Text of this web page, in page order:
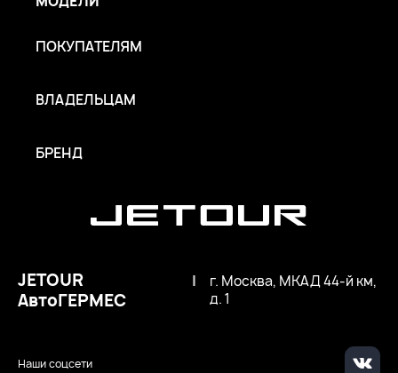
Наши соцсети
JETOUR
АвтоГЕРМЕС
|
г. Москва, МКАД 44-й км,
д. 1
ПОКУПАТЕЛЯМ
ВЛАДЕЛЬЦАМ
БРЕНД